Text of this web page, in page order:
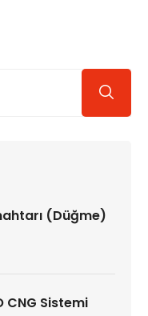
(Düğme)
CNG Sistemi